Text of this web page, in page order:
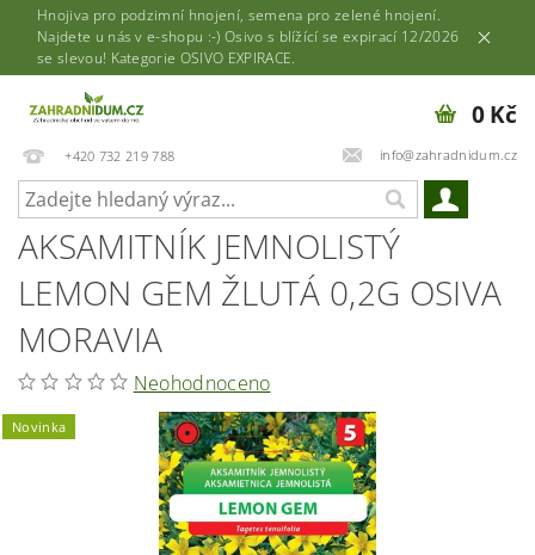
Hnojiva pro podzimní hnojení, semena pro zelené hnojení.
Najdete u nás v e-shopu :-) Osivo s blížící se expirací 12/2026
se slevou! Kategorie OSIVO EXPIRACE.
+420 732 219 788 info@zahradnidum.cz
0 Kč
AKSAMITNÍK JEMNOLISTÝ
LEMON GEM ŽLUTÁ 0,2G OSIVA
MORAVIA
Neohodnoceno
Novinka